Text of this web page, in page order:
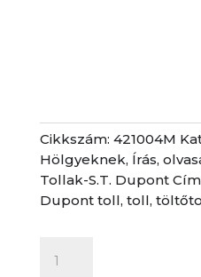
Cikkszám: 421004M
Hölgyeknek, Írás,
Tollak-S.T. Dupont
Dupont toll, toll,
Dupont